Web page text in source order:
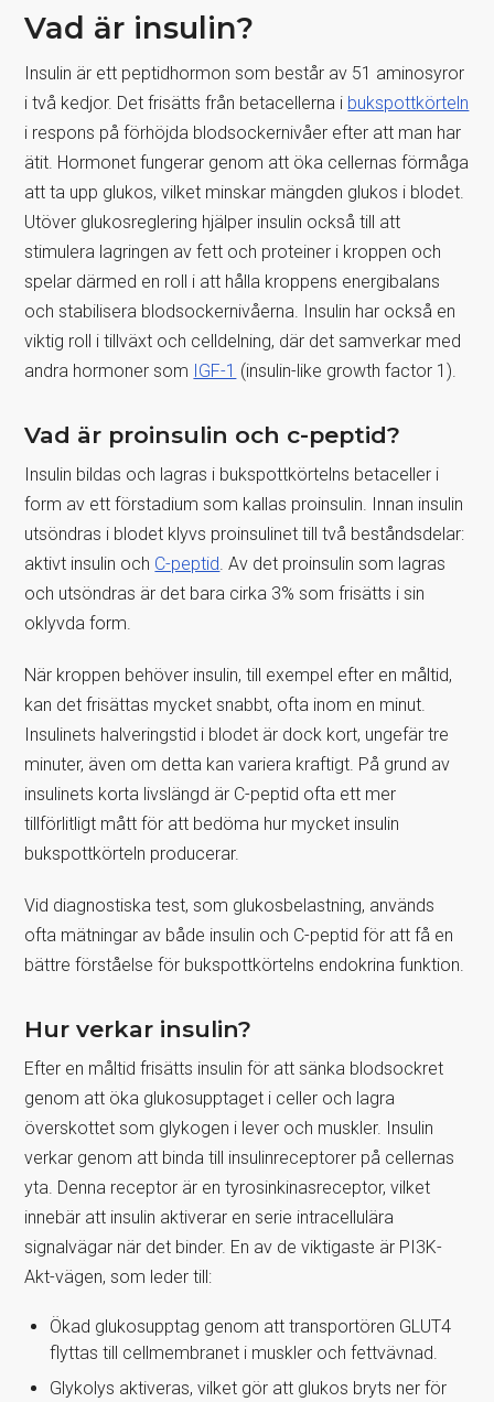
Vad är insulin?
Insulin är ett peptidhormon som består av 51 aminosyror
i två kedjor. Det frisätts från betacellerna i bukspottkörteln
i respons på förhöjda blodsockernivåer efter att man har
ätit. Hormonet fungerar genom att öka cellernas förmåga
att ta upp glukos, vilket minskar mängden glukos i blodet.
Utöver glukosreglering hjälper insulin också till att
stimulera lagringen av fett och proteiner i kroppen och
spelar därmed en roll i att hålla kroppens energibalans
och stabilisera blodsockernivåerna. Insulin har också en
viktig roll i tillväxt och celldelning, där det samverkar med
andra hormoner som IGF-1 (insulin-like growth factor 1).
Vad är proinsulin och c-peptid?
Insulin bildas och lagras i bukspottkörtelns betaceller i
form av ett förstadium som kallas proinsulin. Innan insulin
utsöndras i blodet klyvs proinsulinet till två beståndsdelar:
aktivt insulin och C-peptid . Av det proinsulin som lagras
och utsöndras är det bara cirka 3% som frisätts i sin
oklyvda form.
När kroppen behöver insulin, till exempel efter en måltid,
kan det frisättas mycket snabbt, ofta inom en minut.
Insulinets halveringstid i blodet är dock kort, ungefär tre
minuter, även om detta kan variera kraftigt. På grund av
insulinets korta livslängd är C-peptid ofta ett mer
tillförlitligt mått för att bedöma hur mycket insulin
bukspottkörteln producerar.
Vid diagnostiska test, som glukosbelastning, används
ofta mätningar av både insulin och C-peptid för att få en
bättre förståelse för bukspottkörtelns endokrina funktion.
Hur verkar insulin?
Efter en måltid frisätts insulin för att sänka blodsockret
genom att öka glukosupptaget i celler och lagra
överskottet som glykogen i lever och muskler. Insulin
verkar genom att binda till insulinreceptorer på cellernas
yta. Denna receptor är en tyrosinkinasreceptor, vilket
innebär att insulin aktiverar en serie intracellulära
signalvägar när det binder. En av de viktigaste är PI3K-
Akt-vägen, som leder till:
Ökad glukosupptag genom att transportören GLUT4
flyttas till cellmembranet i muskler och fettvävnad.
Glykolys aktiveras, vilket gör att glukos bryts ner för